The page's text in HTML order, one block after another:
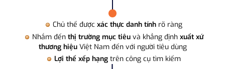
Chủ thể được xác thực danh tính rõ ràng
Nhắm đến thị trường mục tiêuvà khẳng định xuất xứ
thương hiệuViệt Nam đến với người tiêu dùng
Lợi thế xếp hạng trên công cụ tìm kiếm